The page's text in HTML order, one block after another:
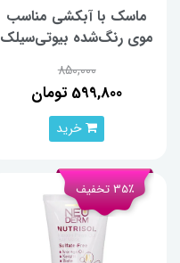
ماسک با آبکشی مناسب
موی رنگ‌شده بیوتی‌سیلک
میلی‌لیتر
850,000
599,800 تومان
خرید
35٪ تخفیف